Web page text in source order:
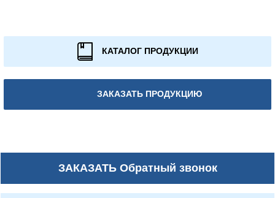
КАТАЛОГ ПРОДУКЦИИ
ЗАКАЗАТЬ ПРОДУКЦИЮ
ЗАКАЗАТЬОбратный звонок